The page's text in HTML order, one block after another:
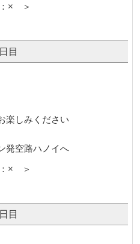
× ＞
目
楽しみください
発空路ハノイへ
× ＞
目